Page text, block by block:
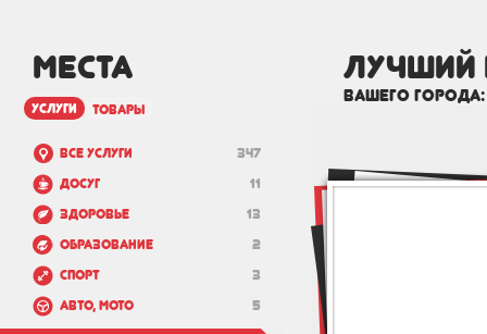
МЕСТА
услуги товары
347
Все услуги
11
Досуг
13
Здоровье
2
Образование
3
Спорт
5
Авто, мото
лучший
вашего